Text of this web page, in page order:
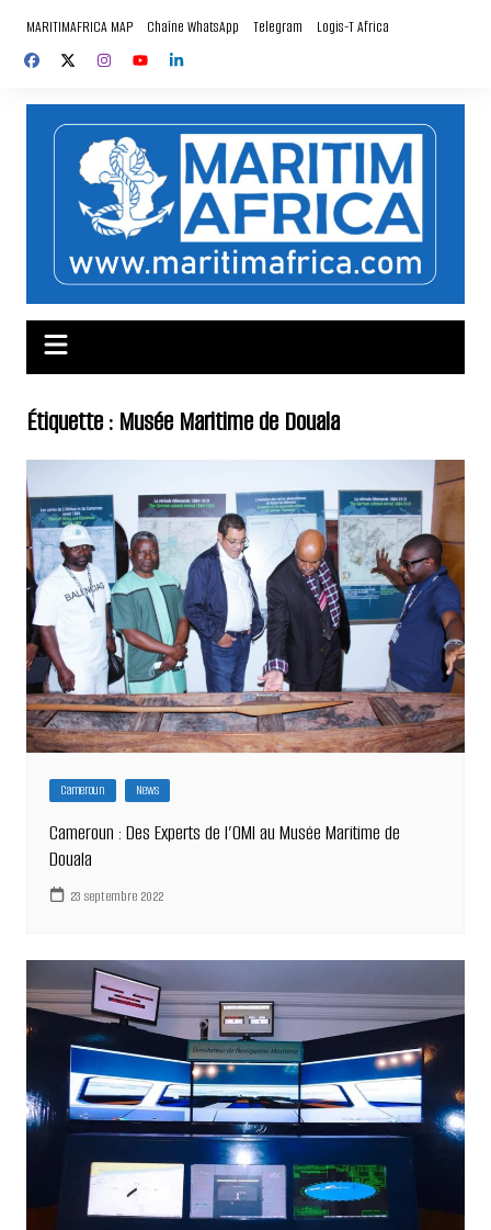
contenu
MARITIMAFRICA MAP Chaîne WhatsApp Telegram Logis-T Africa
Étiquette : Musée Maritime de Douala
Cameroun News
Cameroun : Des Experts de l’OMI au Musée Maritime de
Douala
23 septembre 2022